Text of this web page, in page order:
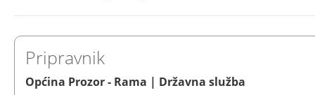
Pripravnik
Općina Prozor - Rama | Državna služba